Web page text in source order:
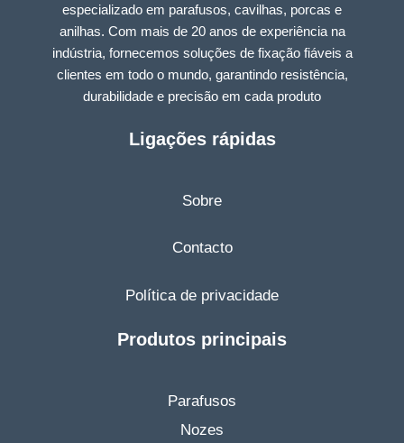
especializado em parafusos, cavilhas, porcas e
anilhas. Com mais de 20 anos de experiência na
indústria, fornecemos soluções de fixação fiáveis a
clientes em todo o mundo, garantindo resistência,
durabilidade e precisão em cada produto
Ligações rápidas
Sobre
Contacto
Política de privacidade
Produtos principais
Parafusos
Nozes